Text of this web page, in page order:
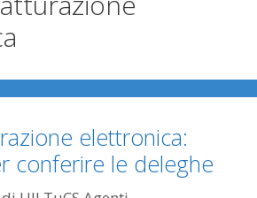
elettronica:
conferire le deleghe